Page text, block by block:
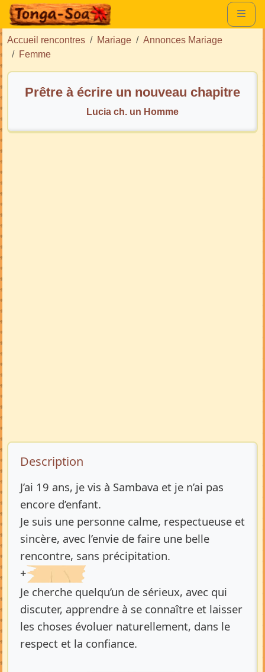
Accueil rencontres Mariage
Annonces Mariage
Femme
Prêtre à écrire un nouveau chapitre
Lucia ch. un Homme
Description de l’annonce
Description
J’ai 19 ans, je vis à Sambava et je n’ai pas
encore d’enfant.
Je suis une personne calme, respectueuse et
sincère, avec l’envie de faire une belle
rencontre, sans précipitation.
+
Je cherche quelqu’un de sérieux, avec qui
discuter, apprendre à se connaître et laisser
les choses évoluer naturellement, dans le
respect et la confiance.